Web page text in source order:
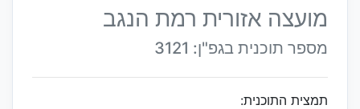
מועצה אזורית רמת הנגב
מספר תוכנית בגפ"ן: 3121
תמצית התוכנית: